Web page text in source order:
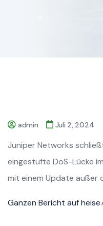
admin Juli 2, 2024
Juniper Networks
eingestufte DoS-Lücke
mit einem Update außer
Ganzen Bericht auf